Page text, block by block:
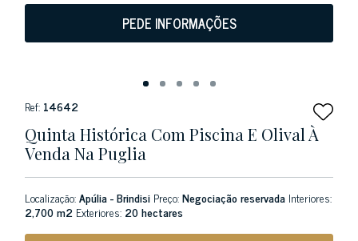
PEDE INFORMAÇÕES
Ref: 14642
Quinta Histórica Com Piscina E Olival À
Venda Na Puglia
Localização:Apúlia - Brindisi Preço:Negociação reservada Interiores:
2,700 m2 Exteriores: 20 hectares